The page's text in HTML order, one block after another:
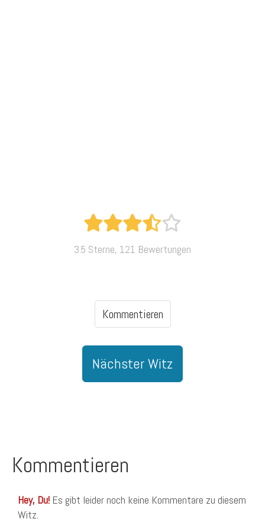
3.5 Sterne, 121 Bewertungen
Kommentieren
Nächster Witz
Kommentieren
Hey, Du! Es gibt leider noch keine Kommentare zu diesem
Witz.